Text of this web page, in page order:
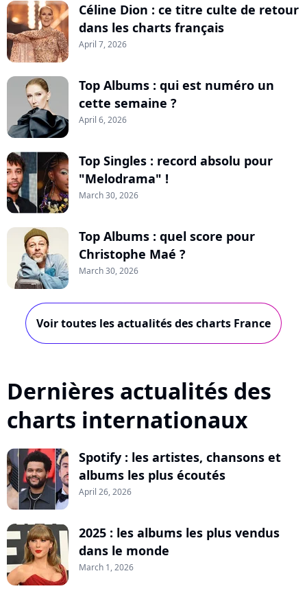
Céline Dion : ce titre culte de retour
dans les charts français
April 7, 2026
Top Albums : qui est numéro un
cette semaine ?
April 6, 2026
Top Singles : record absolu pour
"Melodrama" !
March 30, 2026
Top Albums : quel score pour
Christophe Maé ?
March 30, 2026
Voir toutes les actualités des charts France
Dernières actualités des
charts internationaux
Spotify : les artistes, chansons et
albums les plus écoutés
April 26, 2026
2025 : les albums les plus vendus
dans le monde
March 1, 2026